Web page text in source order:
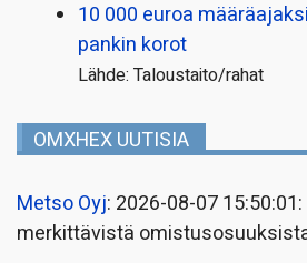
10 000 euroa
pankin korot
Lähde: Taloustaito/rahat
OMXHEX UUTISIA
Metso Oyj: 2026-08-07
merkittävistä